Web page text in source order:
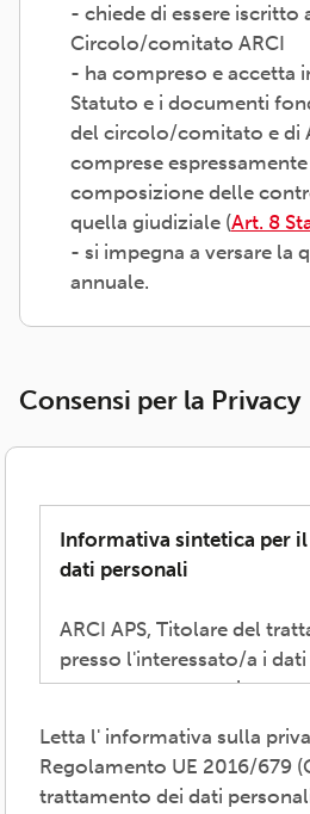
- chiede di essere iscritto
Circolo/comitato ARCI
- ha compreso e accetta
Statuto e i documenti
del circolo/comitato e di
comprese
composizione delle
quella giudiziale (Art. 8
- si impegna a versare la
annuale.
Consensi per la Privacy
Informativa sintetica per
dati personali
ARCI APS, Titolare del
presso l'interessato/a i
consenso necessari per
perseguire i valori propri
ARCI e affermati negli atti
fondamentali -anche
Letta l' informativa sulla
Regolamento UE 2016/679
trattamento dei dati